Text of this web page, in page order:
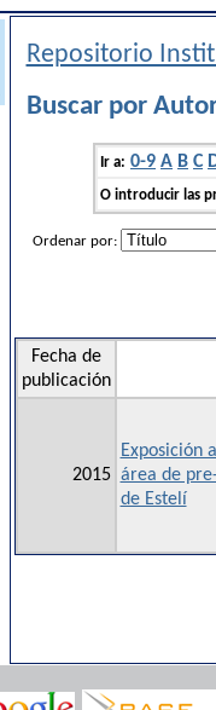
Repositorio
Buscar por
Ir a: 0-9 A B C
O introducir las
Ordenar por:
Fecha de
publicación
2015
Exposición
área de
de Estelí